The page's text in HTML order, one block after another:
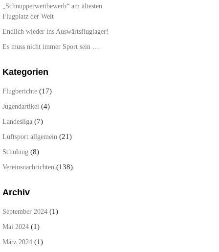
„Schnupperwettbewerb“ am ältesten
Flugplatz der Welt
Endlich wieder ins Auswärtsfluglager!
Es muss nicht immer Sport sein …
Kategorien
Flugberichte (17)
Jugendartikel (4)
Landesliga (7)
Luftsport allgemein (21)
Schulung (8)
Vereinsnachrichten (138)
Archiv
September 2024 (1)
Mai 2024 (1)
März 2024 (1)